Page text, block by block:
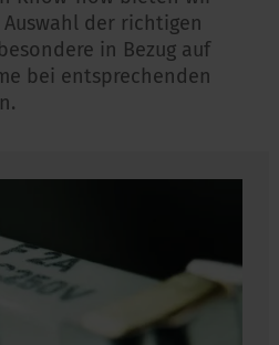
der richtigen
in Bezug auf
bei entsprechenden